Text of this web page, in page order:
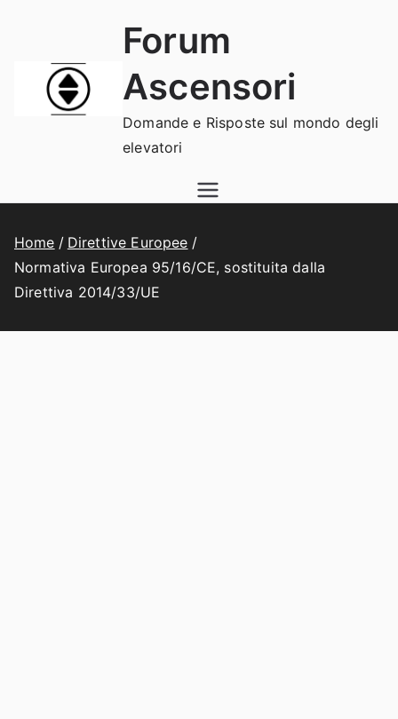
contenuto
Forum
Ascensori
Domande e Risposte sul mondo degli
elevatori
Home
Direttive Europee
Normativa Europea 95/16/CE, sostituita dalla
Direttiva 2014/33/UE